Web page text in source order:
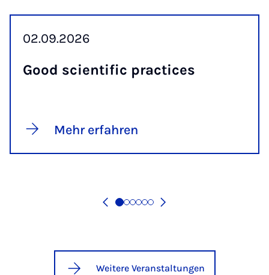
02.09.2026
Good scien­ti­fic prac­ti­ces
Mehr erfahren
Weitere Veranstaltungen